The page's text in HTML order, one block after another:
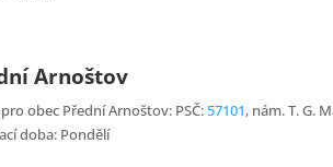
Arnoštov
obec Přední Arnoštov: PSČ:57101, nám. T. G.
doba: Pondělí